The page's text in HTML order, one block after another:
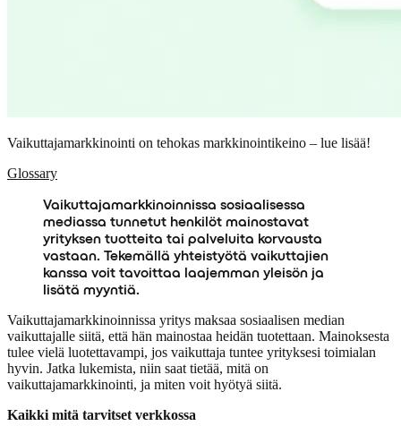
Vaikuttajamarkkinointi on tehokas markkinointikeino – lue lisää!
Glossary
Vaikuttajamarkkinoinnissa sosiaalisessa
mediassa tunnetut henkilöt mainostavat
yrityksen tuotteita tai palveluita korvausta
vastaan. Tekemällä yhteistyötä vaikuttajien
kanssa voit tavoittaa laajemman yleisön ja
lisätä myyntiä.
Vaikuttajamarkkinoinnissa yritys maksaa sosiaalisen median
vaikuttajalle siitä, että hän mainostaa heidän tuotettaan. Mainoksesta
tulee vielä luotettavampi, jos vaikuttaja tuntee yrityksesi toimialan
hyvin. Jatka lukemista, niin saat tietää, mitä on
vaikuttajamarkkinointi, ja miten voit hyötyä siitä.
Kaikki mitä tarvitset verkkossa